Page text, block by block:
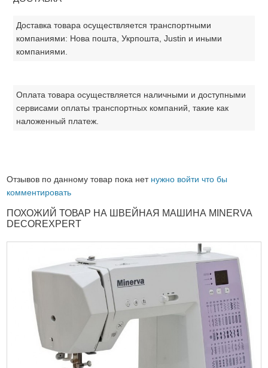
Доставка товара осуществляется транспортными
компаниями: Нова пошта, Укрпошта, Justin и иными
компаниями.
Оплата товара осуществляется наличными и доступными
сервисами оплаты транспортных компаний, такие как
наложенный платеж.
Отзывов по данному товар пока нет нужно войти что бы
комментировать
ПОХОЖИЙ ТОВАР НА ШВЕЙНАЯ МАШИНА MINERVA
DECOREXPERT